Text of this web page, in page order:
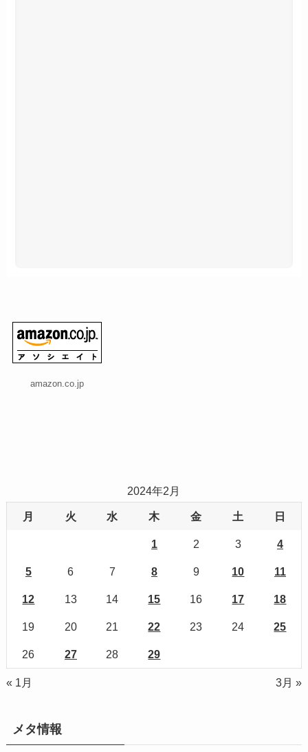
amazon.co.jp
2024年2月
月 火 水 木 金 土 日
1 2 3 4
5 6 7 8 9 10 11
12 13 14 15 16 17 18
19 20 21 22 23 24 25
26 27 28 29
« 1月 3月 »
メタ情報